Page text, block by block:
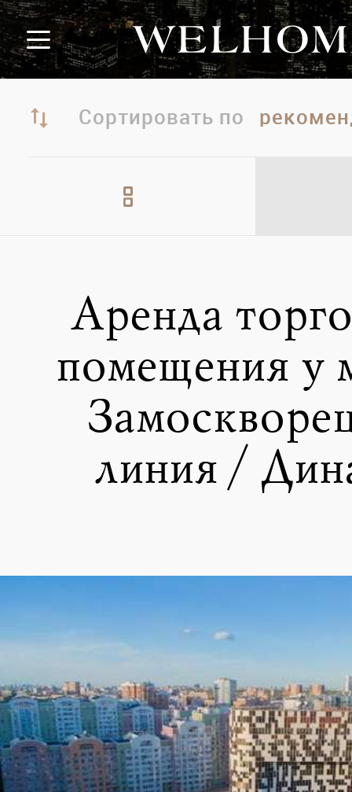
Сортировать по
Аренда
помещения у
линия /